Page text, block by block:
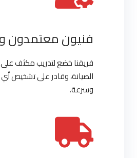
فنيون معتمدون
فريقنا خضع لتدريب مكثف
الصيانة، وقادر على تشخيص
وسرعة.